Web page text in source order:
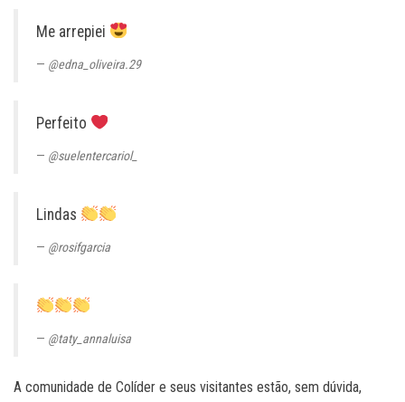
Me arrepiei
@edna_oliveira.29
Perfeito
@suelentercariol_
Lindas
@rosifgarcia
@taty_annaluisa
A comunidade de Colíder e seus visitantes estão, sem dúvida,